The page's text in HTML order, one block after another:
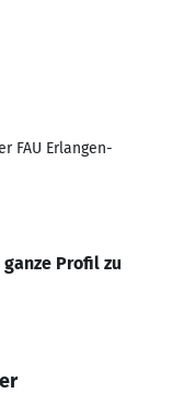
FAU Erlangen-
Profil zu